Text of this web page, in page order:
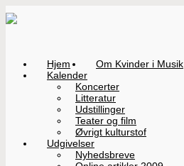
Hjem
Om Kvinder i Musik
Kalender
Koncerter
Litteratur
Udstillinger
Teater og film
Øvrigt kulturstof
Udgivelser
Nyhedsbreve